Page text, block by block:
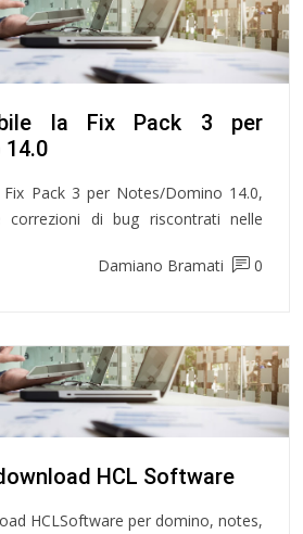
la Fix Pack 3 per
Pack 3 per Notes/Domino 14.0,
correzioni di bug riscontrati nelle
Damiano Bramati 0
HCL Software
HCLSoftware per domino, notes,